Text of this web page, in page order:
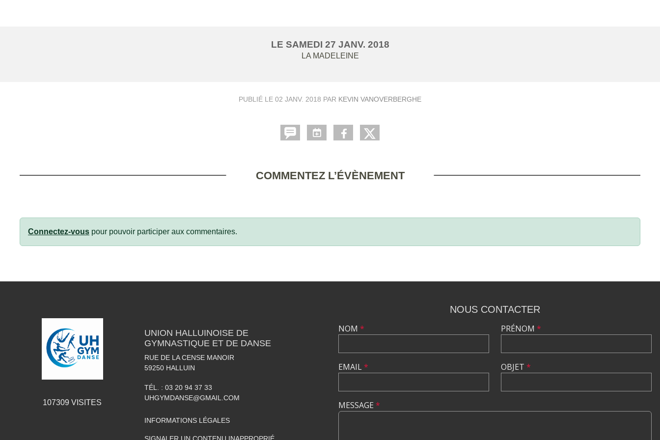
LE SAMEDI 27 JANV. 2018
LA MADELEINE
PUBLIÉ LE 02 JANV. 2018 PAR KEVIN VANOVERBERGHE
COMMENTEZ L’ÉVÈNEMENT
Connectez-vous pour pouvoir participer aux commentaires.
107309 VISITES
UNION HALLUINOISE DE
GYMNASTIQUE ET DE DANSE
RUE DE LA CENSE MANOIR
59250 HALLUIN
TÉL. : 03 20 94 37 33
UHGYMDANSE@GMAIL.COM
INFORMATIONS LÉGALES
NOUS CONTACTER
NOM *
EMAIL*
PRÉNOM *
OBJET *
MESSAGE *